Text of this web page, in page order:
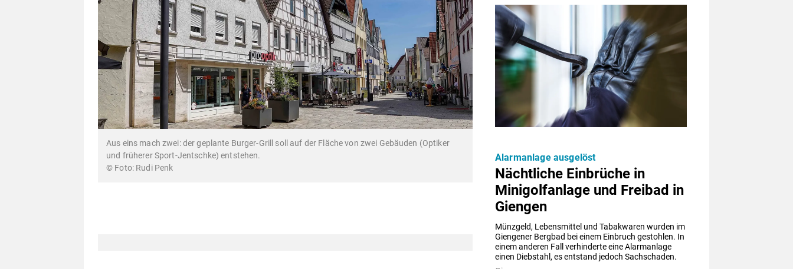
Aus eins mach zwei: der geplante Burger-Grill soll auf der Fläche von zwei Gebäuden (Optiker
und früherer Sport-Jentschke) entstehen.
Rudi Penk
Nächtliche Einbrüche in
Minigolfanlage und Freibad in
Giengen
Münzgeld, Lebensmittel und Tabakwaren wurden im
Giengener Bergbad bei einem Einbruch gestohlen. In
einem anderen Fall verhinderte eine Alarmanlage
einen Diebstahl, es entstand jedoch Sachschaden.
Alarmanlage ausgelöst